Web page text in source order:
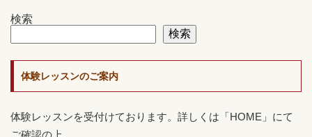
検索
検索
体験レッスンのご案内
体験レッスンを受付けております。詳しくは「HOME」にて
ご確認の上